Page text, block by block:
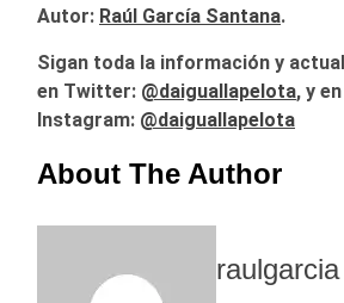
Autor: Raúl García Santana.
Sigan toda la información y
en Twitter: @daiguallapelota, y en
Instagram: @daiguallapelota
About The Author
raulgarcia